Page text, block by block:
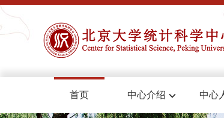
首页 中心介绍 中心